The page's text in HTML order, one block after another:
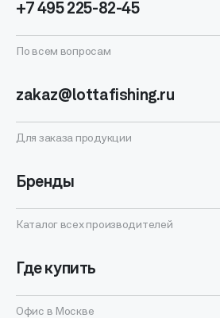
+7 495 225-82-45
По всем вопросам
zakaz@lottafishing.ru
Для заказа продукции
Бренды
Каталог всех производителей
Где купить
Офис в Москве